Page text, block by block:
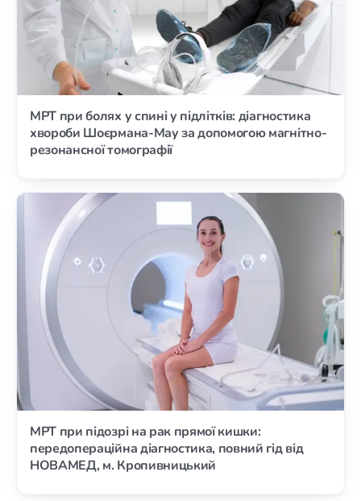
МРТ при болях у спині у підлітків: діагностика
хвороби Шоєрмана-Мау за допомогою магнітно-
резонансної томографії
МРТ при підозрі на рак прямої кишки:
передопераційна діагностика, повний гід від
НОВАМЕД, м. Кропивницький